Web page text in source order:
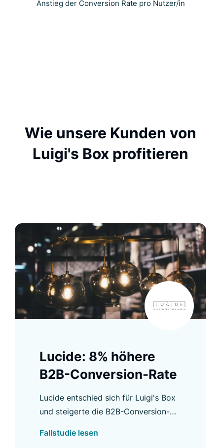
Anstieg der Conversion Rate pro Nutzer/in
Wie unsere Kunden von
Luigi's Box profitieren
Lucide: 8% höhere
B2B-Conversion-Rate
Lucide entschied sich für Luigi's Box
und steigerte die B2B-Conversion-
Kennzahlen. Erfahren Sie mehr in
Fallstudie lesen